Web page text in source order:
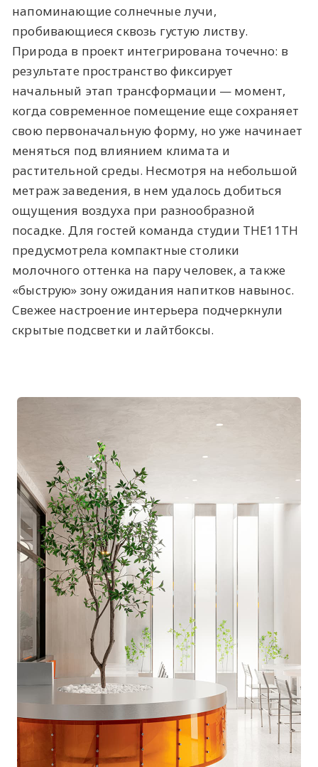
напоминающие солнечные лучи,
пробивающиеся сквозь густую листву.
Природа в проект интегрирована точечно: в
результате пространство фиксирует
начальный этап трансформации — момент,
когда современное помещение еще сохраняет
свою первоначальную форму, но уже начинает
меняться под влиянием климата и
растительной среды. Несмотря на небольшой
метраж заведения, в нем удалось добиться
ощущения воздуха при разнообразной
посадке. Для гостей команда студии THE11TH
предусмотрела компактные столики
молочного оттенка на пару человек, а также
«быструю» зону ожидания напитков навынос.
Свежее настроение интерьера подчеркнули
скрытые подсветки и лайтбоксы.